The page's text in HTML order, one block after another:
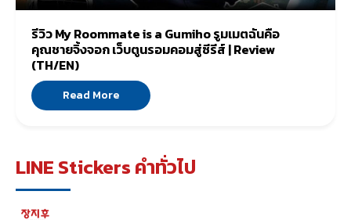
รีวิว My Roommate is a Gumiho รูมเมตฉันคือ
คุณชายจิ้งจอก เว็บตูนรอมคอมสู่ซีรีส์ | Review
(TH/EN)
Read More
LINE Stickers คำทั่วไป